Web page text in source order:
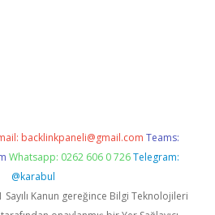
backlinkpaneli@gmail.com Teams:
Whatsapp: 0262 606 0 726 Telegram:
@karabul
Sayılı Kanun gereğince Bilgi Teknolojileri